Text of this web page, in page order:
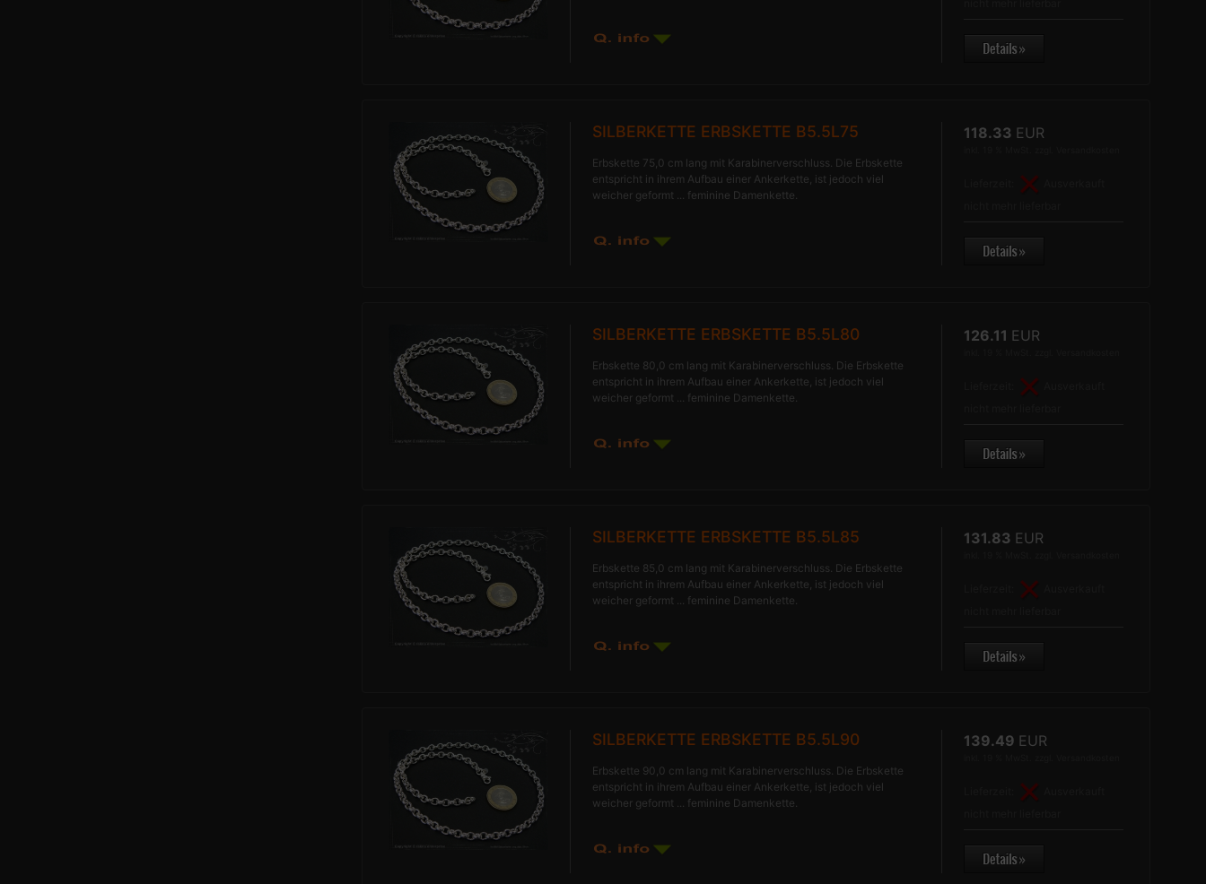
SILBERKETTE ERBSKETTE B5.5L75
Erbskette 75,0 cm lang mit Karabinerverschluss. Die Erbskette
entspricht in ihrem Aufbau einer Ankerkette, ist jedoch viel
weicher geformt ... feminine Damenkette.
118.33 EUR
SILBERKETTE ERBSKETTE B5.5L80
Erbskette 80,0 cm lang mit Karabinerverschluss. Die Erbskette
entspricht in ihrem Aufbau einer Ankerkette, ist jedoch viel
weicher geformt ... feminine Damenkette.
126.11 EUR
SILBERKETTE ERBSKETTE B5.5L85
Erbskette 85,0 cm lang mit Karabinerverschluss. Die Erbskette
entspricht in ihrem Aufbau einer Ankerkette, ist jedoch viel
weicher geformt ... feminine Damenkette.
131.83 EUR
SILBERKETTE ERBSKETTE B5.5L90
Erbskette 90,0 cm lang mit Karabinerverschluss. Die Erbskette
entspricht in ihrem Aufbau einer Ankerkette, ist jedoch viel
weicher geformt ... feminine Damenkette.
139.49 EUR